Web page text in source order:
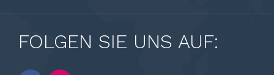
FOLGEN SIE UNS AUF: